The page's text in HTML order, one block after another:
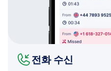
전화 수신